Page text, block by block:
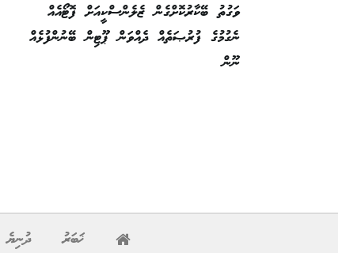
ވަގުތު ބޭކާރުކޮށްގެން ޒެލެންސްކީއަށް ފޮޓޯއެއް
ނެގުމުގެ ފުރުޞަތެއް ދެއްވަން ޕޫޓިން ބޭނުންފުޅެއް
ނޫން
ޚަބަރު ދުނިޔެ